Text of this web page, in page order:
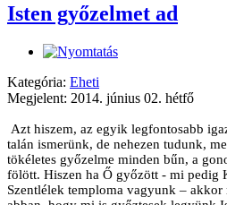
Isten győzelmet ad
Kategória: Eheti
Megjelent: 2014. június 02. hétfő
Azt hiszem, az egyik legfontosabb
talán ismerünk, de nehezen tudunk,
tökéletes győzelme minden bűn, a
fölött. Hiszen ha Ő győzött - mi pedig
Szentlélek temploma vagyunk –